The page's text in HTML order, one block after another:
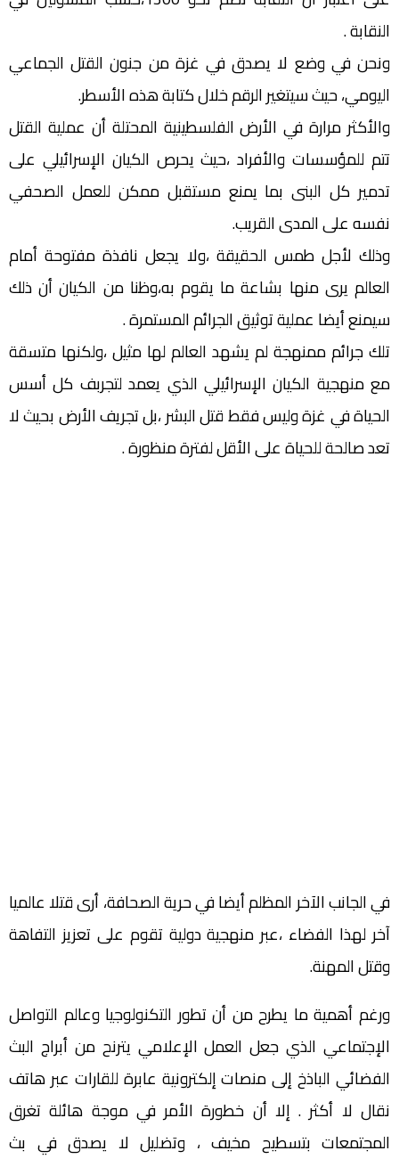
النقابة .
ونحن في وضع لا يصدق في غزة من جنون القتل الجماعي
اليومي، حيث سيتغير الرقم خلال كتابة هذه الأسطر.
والأكثر مرارة في الأرض الفلسطينية المحتلة أن عملية القتل
تتم للمؤسسات والأفراد ،حيث يحرص الكيان الإسرائيلي على
تدمير كل البنى بما يمنع مستقبل ممكن للعمل الصحفي
نفسه على المدى القريب.
وذلك لأجل طمس الحقيقة ،ولا يجعل نافذة مفتوحة أمام
العالم يرى منها بشاعة ما يقوم به،وظنا من الكيان أن ذلك
سيمنع أيضا عملية توثيق الجرائم المستمرة .
تلك جرائم ممنهجة لم يشهد العالم لها مثيل ،ولكنها متسقة
مع منهجية الكيان الإسرائيلي الذي يعمد لتجربف كل أسس
الحياة في غزة وليس فقط قتل البشر ،بل تجريف الأرض بحيث لا
تعد صالحة للحياة على الأقل لفترة منظورة .
في الجانب الآخر المظلم أيضا في حرية الصحافة، أرى قتلا عالميا
آخر لهذا الفضاء ،عبر منهجية دولية تقوم على تعزيز التفاهة
وقتل المهنة.
ورغم أهمية ما يطرح من أن تطور التكنولوجيا وعالم التواصل
الإجتماعي الذي جعل العمل الإعلامي يترنح من أبراج البث
الفضائي الباذخ إلى منصات إلكترونية عابرة للقارات عبر هاتف
نقال لا أكثر . إلا أن خطورة الأمر في موجة هائلة تغرق
المجتمعات بتسطيح مخيف ، وتضليل لا يصدق في بث